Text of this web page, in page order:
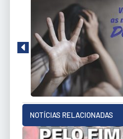
NOTÍCIAS RELACIONADAS